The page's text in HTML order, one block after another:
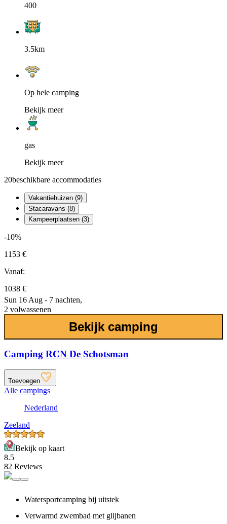
400
3.5km
Op hele camping
Bekijk meer
gas
Bekijk meer
20beschikbare accommodaties
Vakantiehuizen (9)
Stacaravans (8)
Kampeerplaatsen (3)
-10%
1153 €
Vanaf:
1038 €
Sun 16 Aug - 7 nachten,
2 volwassenen
Bekijk camping
Camping RCN De Schotsman
Toevoegen
Alle campings
Nederland
Zeeland
Bekijk op kaart
8.5
82 Reviews
Watersportcamping bij uitstek
Verwarmd zwembad met glijbanen